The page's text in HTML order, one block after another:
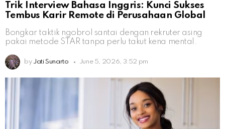
Trik Interview Bahasa Inggris: Kunci Sukses
Tembus Karir Remote di Perusahaan Global
Bongkar taktik ngobrol santai dengan rekruter asing
pakai metode STAR tanpa perlu takut kena mental.
by Jati Sunarto June 5, 2026, 3:52 pm